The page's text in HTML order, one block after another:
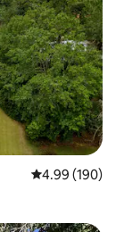
從 190 則評價
4.99 (190)